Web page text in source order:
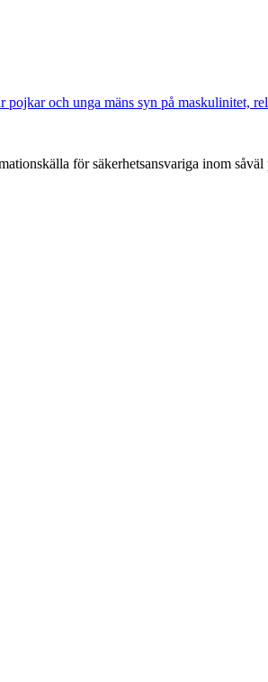
pojkar och unga mäns syn på maskulinitet,
för säkerhets­ansvariga inom